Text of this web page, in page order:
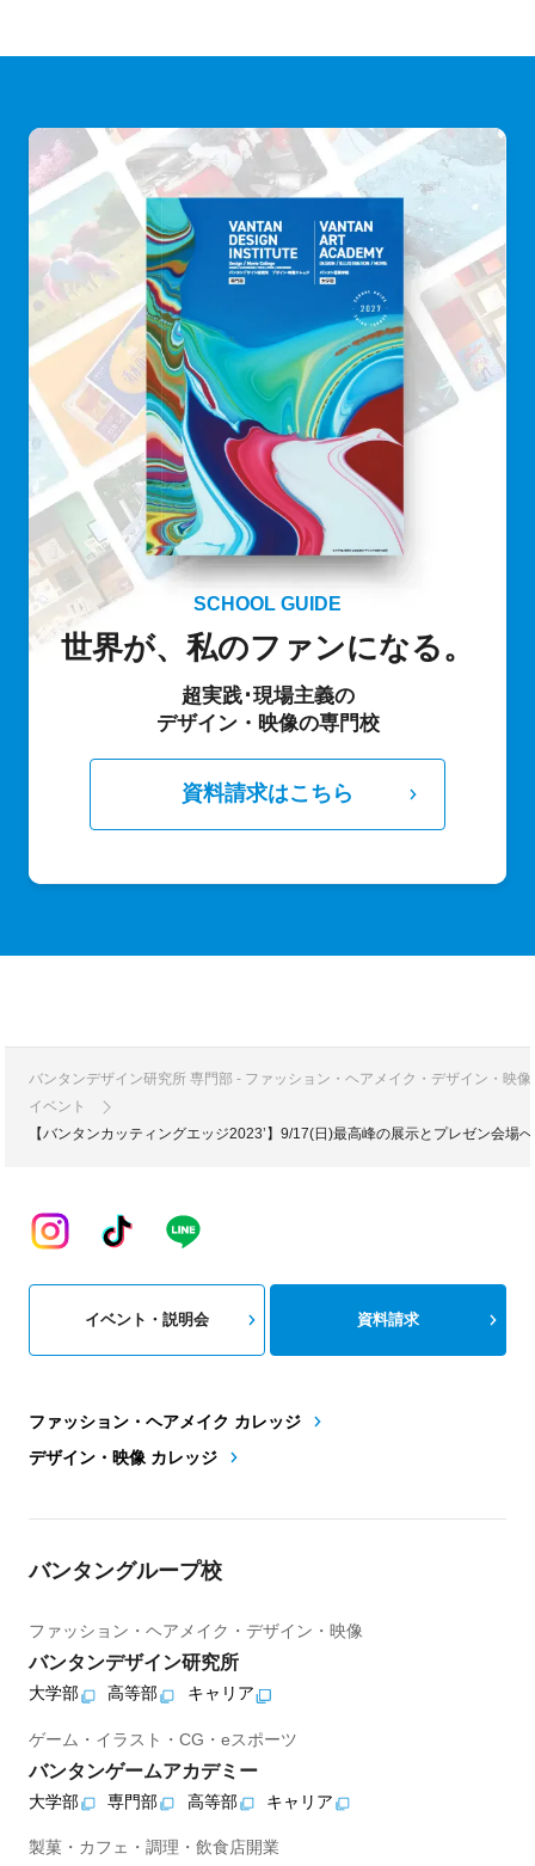
SCHOOL GUIDE
世界が、私のファンになる。
超実践･現場主義の
デザイン・映像の専門校
資料請求はこちら
バンタンデザイン研究所 専門部 - ファッション・ヘアメイク・デザイン・映
イベント
【バンタンカッティングエッジ2023’】9/17(日)最高峰の展示とプレゼン会場
ファッション・ヘアメイク カレッジ
デザイン・映像 カレッジ
イベント・説明会 資料請求
バンタングループ校
ファッション・ヘアメイク・デザイン・映像
バンタンデザイン研究所
大学部 高等部 キャリア
ゲーム・イラスト・CG・eスポーツ
バンタンゲームアカデミー
大学部 専門部 高等部 キャリア
製菓・カフェ・調理・飲食店開業